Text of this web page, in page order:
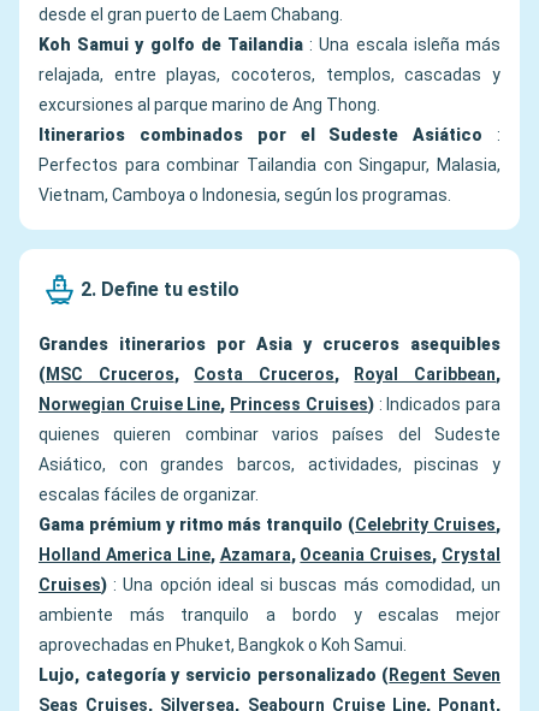
desde el gran puerto de Laem Chabang.
Koh Samui y golfo de Tailandia : Una escala isleña más
relajada, entre playas, cocoteros, templos, cascadas y
excursiones al parque marino de Ang Thong.
Itinerarios combinados por el Sudeste Asiático :
Perfectos para combinar Tailandia con Singapur, Malasia,
Vietnam, Camboya o Indonesia, según los programas.
2. Define tu estilo
Grandes itinerarios por Asia y cruceros asequibles
(MSC Cruceros, Costa Cruceros, Royal Caribbean,
Norwegian Cruise Line, Princess Cruises): Indicados para
quienes quieren combinar varios países del Sudeste
Asiático, con grandes barcos, actividades, piscinas y
escalas fáciles de organizar.
Gama prémium y ritmo más tranquilo (Celebrity Cruises,
Holland America Line, Azamara, Oceania Cruises, Crystal
Cruises) : Una opción ideal si buscas más comodidad, un
ambiente más tranquilo a bordo y escalas mejor
aprovechadas en Phuket, Bangkok o Koh Samui.
Lujo, categoría y servicio personalizado (Regent Seven
Seas Cruises, Silversea, Seabourn Cruise Line, Ponant,